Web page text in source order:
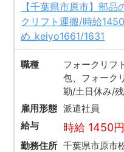
【千葉県市原市】部
クリフト運搬/時給
め_keiyo1661/1631
職種
フォークリフ
包、フォーク
勤/土日休み/
雇用形態 派遣社員
給与
時給 1450円
勤務住所 千葉県市原市